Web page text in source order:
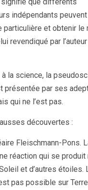
indépendants
particulière et obtenir le
revendiqué par
la science, la
présentée par ses
qui ne l’est pas.
découvertes :
Fleischmann-Pons.
réaction qui se produit
et d’autres étoiles.
pas possible sur